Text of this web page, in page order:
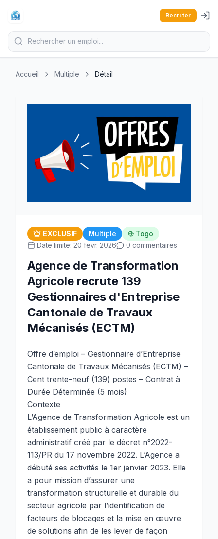
Recruter
Accueil Multiple Détail
EXCLUSIF Multiple
Togo
Date limite: 20 févr. 2026
0 commentaires
Agence de Transformation
Agricole recrute 139
Gestionnaires d'Entreprise
Cantonale de Travaux
Mécanisés (ECTM)
Offre d’emploi – Gestionnaire d’Entreprise
Cantonale de Travaux Mécanisés (ECTM) –
Cent trente-neuf (139) postes – Contrat à
Durée Déterminée (5 mois)
Contexte
L’Agence de Transformation Agricole est un
établissement public à caractère
administratif créé par le décret n°2022-
113/PR du 17 novembre 2022. L’Agence a
débuté ses activités le 1er janvier 2023. Elle
a pour mission d’assurer une
transformation structurelle et durable du
secteur agricole par l’identification de
facteurs de blocages et la mise en œuvre
de solutions afin de les lever de façon